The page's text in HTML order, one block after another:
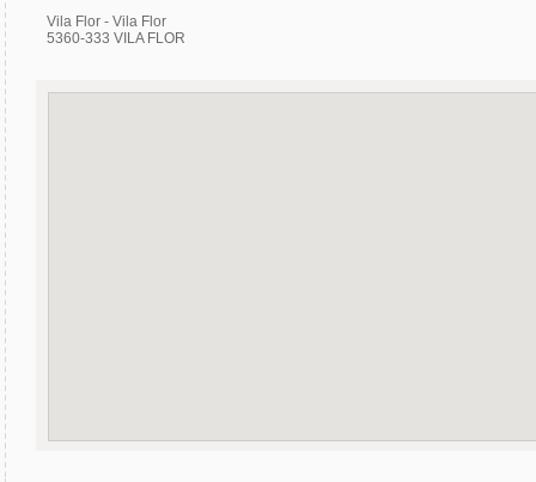
Vila Flor - Vila Flor
5360-333 VILA FLOR